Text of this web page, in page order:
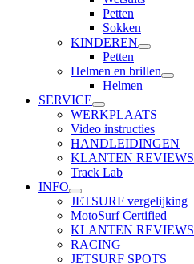
Petten
Sokken
KINDEREN
Petten
Helmen en brillen
Helmen
SERVICE
WERKPLAATS
Video instructies
HANDLEIDINGEN
KLANTEN REVIEWS
Track Lab
INFO
JETSURF vergelijking
MotoSurf Certified
KLANTEN REVIEWS
RACING
JETSURF SPOTS